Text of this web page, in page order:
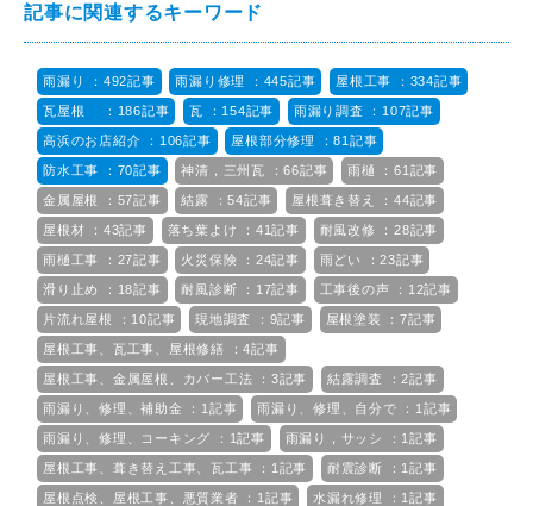
記事に関連するキーワード
雨漏り ：492記事 雨漏り修理 ：445記事 屋根工事 ：334記事
瓦屋根 ：186記事 瓦 ：154記事 雨漏り調査 ：107記事
高浜のお店紹介 ：106記事 屋根部分修理 ：81記事
防水工事 ：70記事 神清，三州瓦 ：66記事 雨樋 ：61記事
金属屋根 ：57記事 結露 ：54記事 屋根葺き替え ：44記事
屋根材 ：43記事 落ち葉よけ ：41記事 耐風改修 ：28記事
雨樋工事 ：27記事 火災保険 ：24記事 雨どい ：23記事
滑り止め ：18記事 耐風診断 ：17記事 工事後の声 ：12記事
片流れ屋根 ：10記事 現地調査 ：9記事 屋根塗装 ：7記事
屋根工事、瓦工事、屋根修繕 ：4記事
屋根工事、金属屋根、カバー工法 ：3記事 結露調査 ：2記事
雨漏り、修理、補助金 ：1記事 雨漏り、修理、自分で ：1記事
雨漏り、修理、コーキング ：1記事 雨漏り，サッシ ：1記事
屋根工事、葺き替え工事、瓦工事 ：1記事 耐震診断 ：1記事
屋根点検、屋根工事、悪質業者 ：1記事 水漏れ修理 ：1記事